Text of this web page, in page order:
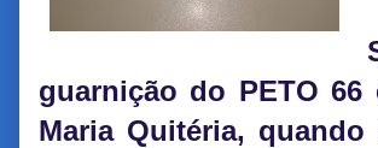
guarnição do PETO 66
Maria Quitéria,